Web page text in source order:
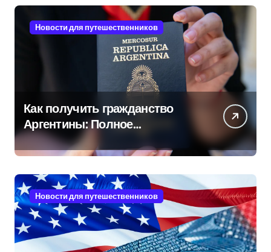
Новости для путешественников
Как получить гражданство
Аргентины: Полное
руководство
Новости для путешественников